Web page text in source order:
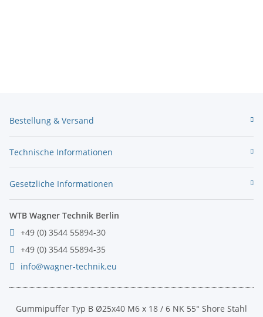
Bestellung & Versand
Technische Informationen
Gesetzliche Informationen
WTB Wagner Technik Berlin
+49 (0) 3544 55894-30
+49 (0) 3544 55894-35
info@wagner-technik.eu
Gummipuffer Typ B Ø25x40 M6 x 18 / 6 NK 55° Shore Stahl